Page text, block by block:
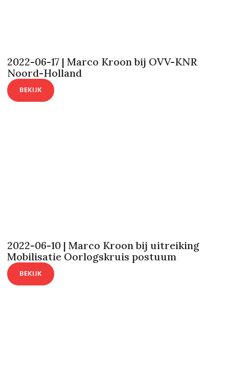
2022-06-17 | Marco Kroon bij OVV-KNR
Noord-Holland
BEKIJK
2022-06-10 | Marco Kroon bij uitreiking
Mobilisatie Oorlogskruis postuum
BEKIJK